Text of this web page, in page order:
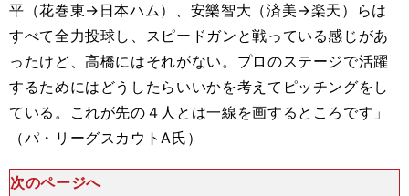
平（花巻東→日本ハム）、安樂智大（済美→楽天）らは
すべて全力投球し、スピードガンと戦っている感じがあ
ったけど、高橋にはそれがない。プロのステージで活躍
するためにはどうしたらいいかを考えてピッチングをし
ている。これが先の４人とは一線を画するところです」
（パ・リーグスカウトA氏）
次のページへ